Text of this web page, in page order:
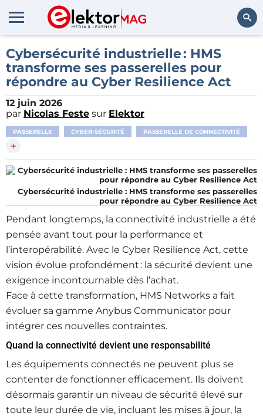
Rechercher
Cybersécurité industrielle : HMS
transforme ses passerelles pour
répondre au Cyber Resilience Act
12 juin 2026
par Nicolas Feste sur Elektor
PASSERELLE CYBER-SÉCURITÉ PASSERELLE DE CONNECTIVITÉ
+
Cybersécurité industrielle : HMS transforme ses passerelles
pour répondre au Cyber Resilience Act
Pendant longtemps, la connectivité industrielle a été
pensée avant tout pour la performance et
l’interopérabilité. Avec le Cyber Resilience Act, cette
vision évolue profondément : la sécurité devient une
exigence incontournable dès l’achat.
Face à cette transformation, HMS Networks a fait
évoluer sa gamme Anybus Communicator pour
intégrer ces nouvelles contraintes.
Quand la connectivité devient une responsabilité
Les équipements connectés ne peuvent plus se
contenter de fonctionner efficacement. Ils doivent
désormais garantir un niveau de sécurité élevé sur
toute leur durée de vie, incluant les mises à jour, la